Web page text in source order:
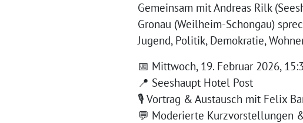
Gemeinsam mit Andreas Rilk
Gronau (Weilheim-Schongau)
Jugend, Politik, Demokratie,
📅 Mittwoch, 19. Februar 2026,
📍 Seeshaupt Hotel Post
🎙️ Vortrag & Austausch mit Felix
💬 Moderierte Kurzvorstellungen